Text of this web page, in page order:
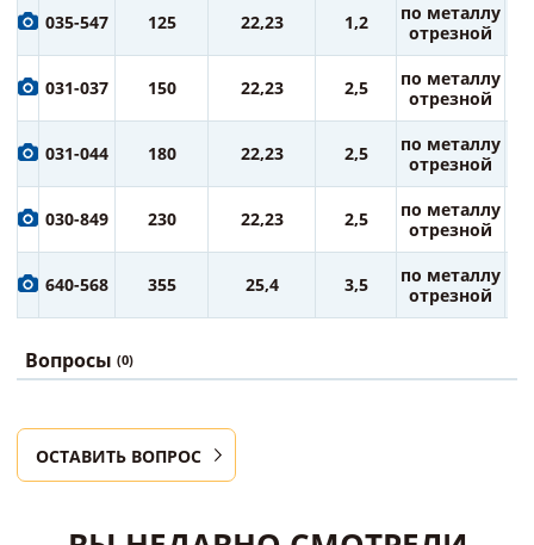
035-547 125 22,23 1,2
по металлу
отрезной
031-037 150 22,23 2,5
по металлу
отрезной
031-044 180 22,23 2,5
по металлу
отрезной
030-849 230 22,23 2,5
по металлу
отрезной
640-568 355 25,4 3,5
по металлу
отрезной
Вопросы (0)
ОСТАВИТЬ ВОПРОС